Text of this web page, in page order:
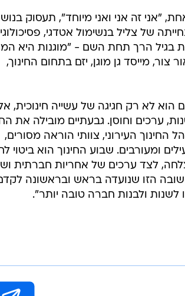
"אני זה אני ואני מיוחד", תעסוק
של צליל בנשימול אטדגי,
בגיל הרך תחת השם - "מוגנות היא
מייסד גן מוגן, יזם בתחום החינוך,
הוא לא רק חגיגה של עשייה חינוכית,
ערכים וחוסן. גבעתיים מובילה את
החינוך העירוני, צוותי הוראה מסורים,
ומעורבים. שבוע החינוך הוא ביטוי
לצד ערכים של אחריות חברתית
הזו שנועדה בראש ובראשונה
ולבנות חברה טובה יותר".